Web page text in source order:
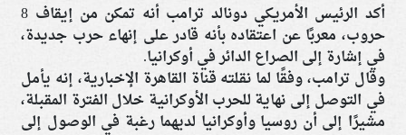
أكد الرئيس الأمريكي دونالد ترامب أنه تمكن من إيقاف 8
حروب، معربًا عن اعتقاده بأنه قادر على إنهاء حرب جديدة،
في إشارة إلى الصراع الدائر في أوكرانيا.
وقال ترامب، وفقًا لما نقلته قناة القاهرة الإخبارية، إنه يأمل
في التوصل إلى نهاية للحرب الأوكرانية خلال الفترة المقبلة،
مشيرًا إلى أن روسيا وأوكرانيا لديهما رغبة في الوصول إلى